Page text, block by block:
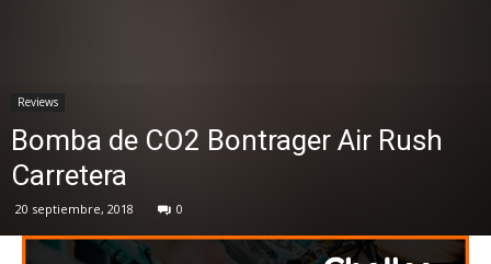
Reviews
Bomba de CO2 Bontrager Air Rush
Carretera
20 septiembre, 2018 0